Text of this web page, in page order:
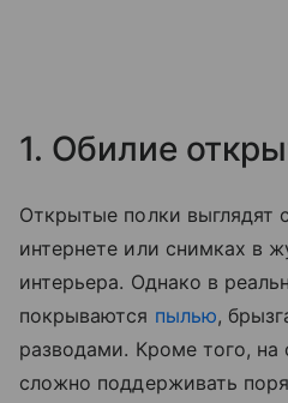
1. Обилие
Открытые полки выглядят
интернете или снимках в
интерьера. Однако в
покрываются пылью,
разводами. Кроме того, на
сложно поддерживать